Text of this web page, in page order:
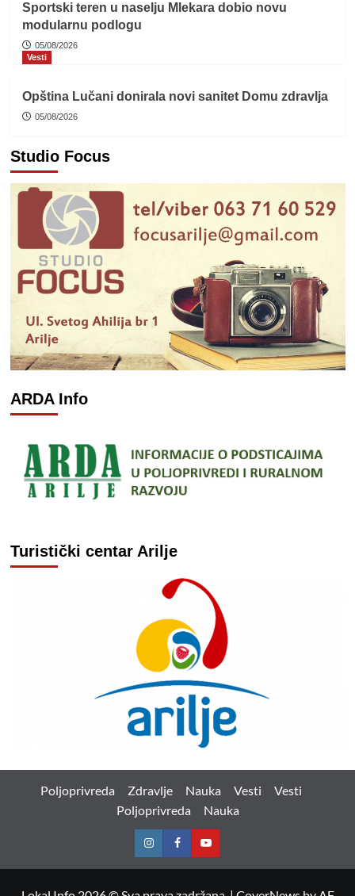
Sportski teren u naselju Mlekara dobio novu
modularnu podlogu
05/08/2026
Vesti
Opština Lučani donirala novi sanitet Domu zdravlja
05/08/2026
Studio Focus
ARDA Info
Turistički centar Arilje
Poljoprivreda Zdravlje Nauka Vesti
Vesti
Poljoprivreda
Nauka
InstagramFacebookYoutube